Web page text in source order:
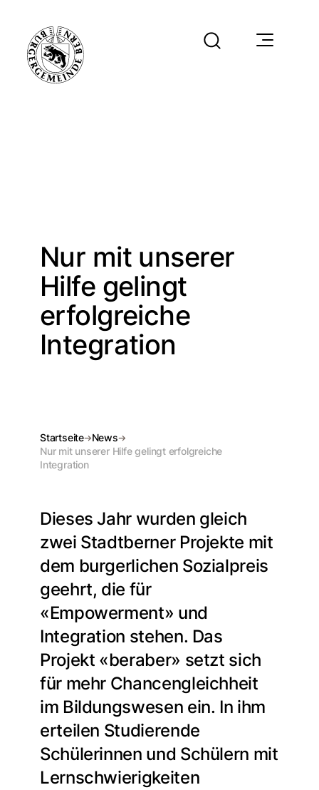
Nur mit unserer
Hilfe gelingt
erfolgreiche
Integration
Startseite
News
Nur mit unserer Hilfe gelingt erfolgreiche
Integration
Dieses Jahr wurden gleich
zwei Stadtberner Projekte mit
dem burgerlichen Sozialpreis
geehrt, die für
«Empowerment» und
Integration stehen. Das
Projekt «beraber» setzt sich
für mehr Chancengleichheit
im Bildungswesen ein. In ihm
erteilen Studierende
Schülerinnen und Schülern mit
Lernschwierigkeiten